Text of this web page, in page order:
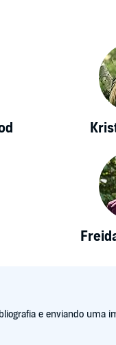
e enviando uma